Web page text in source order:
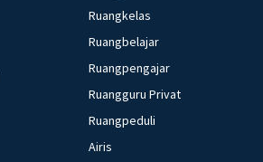
Ruangkelas
Ruangbelajar
Ruangpengajar
Ruangguru Privat
Ruangpeduli
Airis